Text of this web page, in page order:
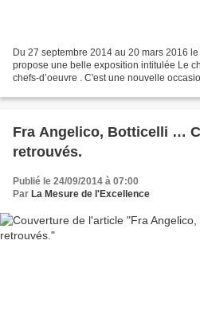
Du 27 septembre 2014 au 20 mars 2016
propose une belle exposition intitulée Le
chefs-d’oeuvre . C'est une nouvelle
Fra Angelico, Botticelli …
retrouvés.
Publié le 24/09/2014 à 07:00
Par La Mesure de l'Excellence